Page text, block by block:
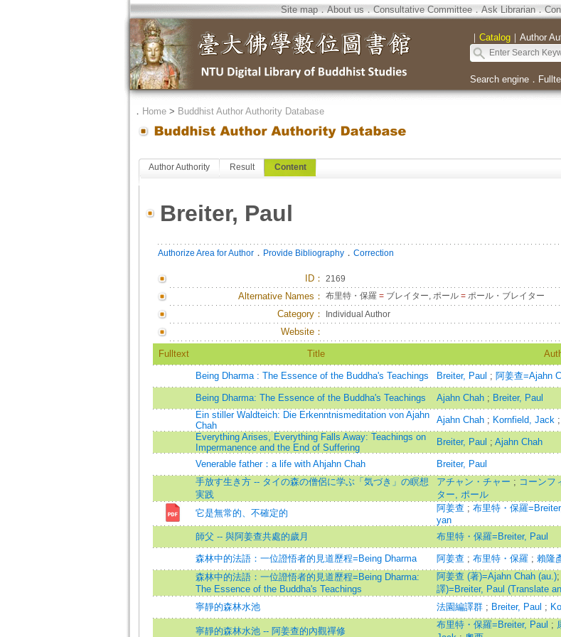
Site map．About us．Consultative Committee．Ask Librarian．
｜ Catalog｜ Author
Search engine．
． Home> Buddhist Author Authority Database
Author Authority Result Content
Breiter, Paul
Authorize Area for Author． Provide Bibliography． Correction
ID： 2169
Alternative Names： 布里特・保羅 =ブレイター, ポール =ポール・ブレイター
Category： Individual Author
Website：
Fulltext Title
Being Dharma : The Essence of the Buddha's Teachings Breiter, Paul ; 阿姜查=Ajahn
Being Dharma: The Essence of the Buddha's Teachings Ajahn Chah ; Breiter, Paul
Ein stiller Waldteich: Die Erkenntnismeditation von Ajahn
Chah
Ajahn Chah ; Kornfield, Jack ;
Everything Arises, Everything Falls Away: Teachings on
Impermanence and the End of Suffering
Breiter, Paul ; Ajahn Chah
Venerable father：a life with Ahjahn Chah Breiter, Paul
手放す生き方 -- タイの森の僧侶に学ぶ「気づき」の瞑想
実践
アチャン・チャー ; コーンフ
ター, ポール
它是無常的、不確定的 阿姜查 ; 布里特・保羅
yan
師父 -- 與阿姜查共處的歲月 布里特・保羅=Breiter, Paul
森林中的法語：一位證悟者的見道歷程=Being Dharma 阿姜查 ; 布里特・保羅 ; 賴隆
森林中的法語：一位證悟者的見道歷程=Being Dharma:
The Essence of the Buddha's Teachings
阿姜查 (著)=Ajahn Chah (au.);
譯)=Breiter, Paul (Translate
寧靜的森林水池 法園編譯群 ; Breiter, Paul ;
寧靜的森林水池 -- 阿姜查的內觀禪修
布里特・保羅=Breiter, Paul ;